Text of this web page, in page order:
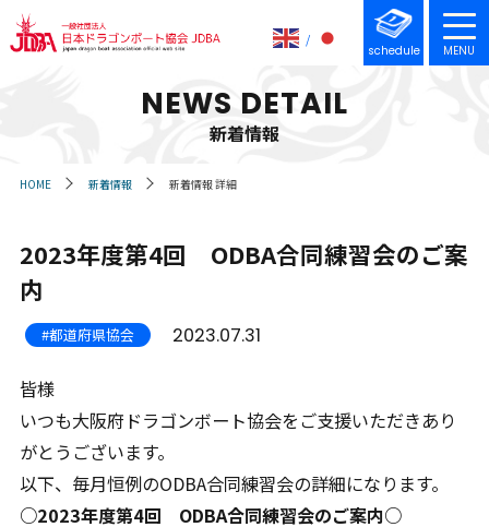
schedule MENU
NEWS DETAIL
新着情報
HOME 新着情報 新着情報 詳細
2023年度第4回 ODBA合同練習会のご案
内
#都道府県協会 2023.07.31
皆様
いつも大阪府ドラゴンボート協会をご支援いただきあり
がとうございます。
以下、毎月恒例のODBA合同練習会の詳細になります。
○2023年度第4回 ODBA合同練習会のご案内○